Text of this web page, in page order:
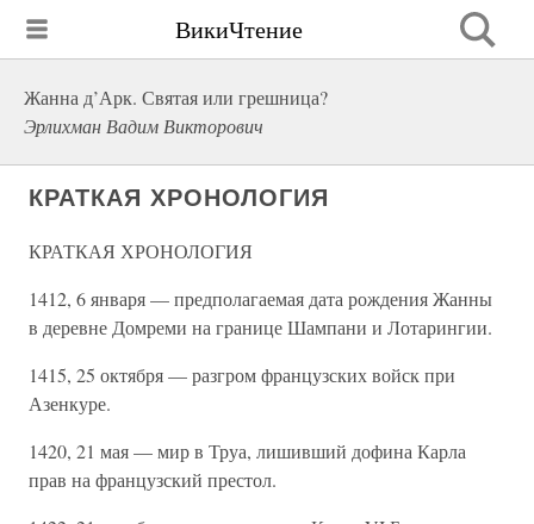
ВикиЧтение
Жанна д’Арк. Святая или грешница?
Эрлихман Вадим Викторович
КРАТКАЯ ХРОНОЛОГИЯ
КРАТКАЯ ХРОНОЛОГИЯ
1412, 6 января — предполагаемая дата рождения Жанны
в деревне Домреми на границе Шампани и Лотарингии.
1415, 25 октября — разгром французских войск при
Азенкуре.
1420, 21 мая — мир в Труа, лишивший дофина Карла
прав на французский престол.